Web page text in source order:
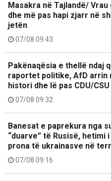
Masakra në Tajlandë/
dhe më pas hapi zjarr në
jetën
07/08 09:43
Pakënaqësia e thellë ndaj
raportet politike, AfD arrin
histori dhe lë pas CDU/CSU
07/08 09:32
Banesat e paprekura nga
“duarve” të Rusisë, hetimi
prona të ukrainasve në
07/08 09:16